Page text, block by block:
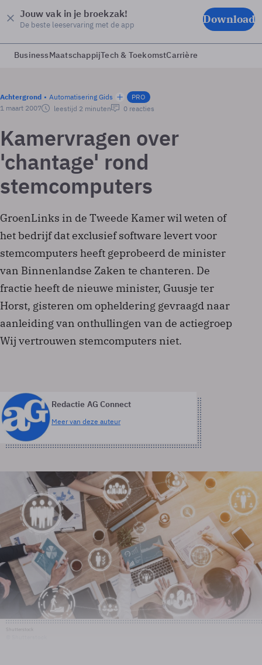
Jouw vak in je broekzak!
De beste leeservaring met de app Download
BusinessMaatschappijTech & ToekomstCarrière
Achtergrond Automatisering Gids
PRO
1 maart 2007
leestijd 2 minuten 0 reacties
Kamervragen over
'chantage' rond
stemcomputers
GroenLinks in de Tweede Kamer wil weten of
het bedrijf dat exclusief software levert voor
stemcomputers heeft geprobeerd de minister
van Binnenlandse Zaken te chanteren. De
fractie heeft de nieuwe minister, Guusje ter
Horst, gisteren om opheldering gevraagd naar
aanleiding van onthullingen van de actiegroep
Wij vertrouwen stemcomputers niet.
Redactie AG Connect
Meer van deze auteur